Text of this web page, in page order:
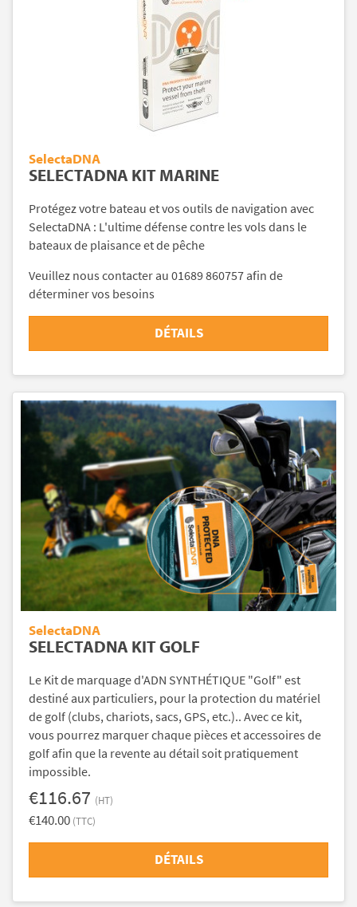
SelectaDNA
SELECTADNA KIT MARINE
Protégez votre bateau et vos outils de navigation avec
SelectaDNA : L'ultime défense contre les vols dans le
bateaux de plaisance et de pêche
Veuillez nous contacter au 01689 860757 afin de
déterminer vos besoins
DÉTAILS
SelectaDNA
SELECTADNA KIT GOLF
Le Kit de marquage d'ADN SYNTHÉTIQUE "Golf" est
destiné aux particuliers, pour la protection du matériel
de golf (clubs, chariots, sacs, GPS, etc.).. Avec ce kit,
vous pourrez marquer chaque pièces et accessoires de
golf afin que la revente au détail soit pratiquement
impossible.
€116.67 (HT)
€140.00 (TTC)
DÉTAILS